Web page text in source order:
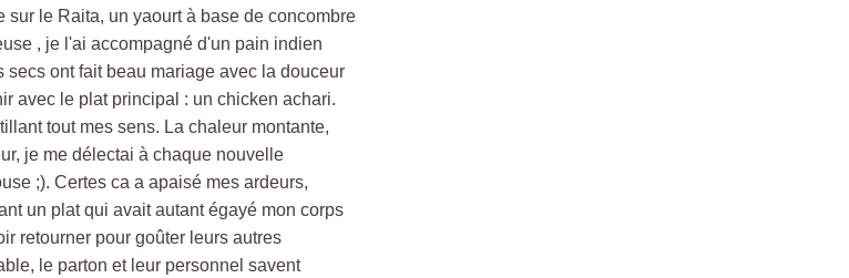
le Raita, un yaourt à base de concombre
, je l'ai accompagné d'un pain indien
ont fait beau mariage avec la douceur
avec le plat principal : un chicken achari.
tout mes sens. La chaleur montante,
je me délectai à chaque nouvelle
;). Certes ca a apaisé mes ardeurs,
un plat qui avait autant égayé mon corps
retourner pour goûter leurs autres
le parton et leur personnel savent